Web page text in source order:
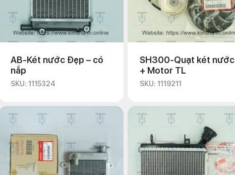
AB-Két nước Đẹp – có
nắp
SKU: 1115324
SH300-Quạt két nước
+ Motor TL
SKU: 1119211